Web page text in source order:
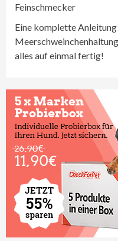
Feinschmecker
Eine komplette
alles auf einmal fertig!